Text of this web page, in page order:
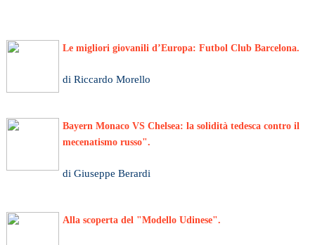
Le migliori giovanili d’Europa: Futbol Club Barcelona.
di Riccardo Morello
Bayern Monaco VS Chelsea: la solidità tedesca contro il
mecenatismo russo".
di Giuseppe Berardi
Alla scoperta del "Modello Udinese".